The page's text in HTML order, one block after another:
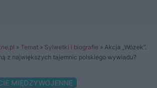
» Temat » Sylwetki i biografie » Akcja „Wózek”.
z największych tajemnic polskiego wywiadu?
MIĘDZYWOJENNE